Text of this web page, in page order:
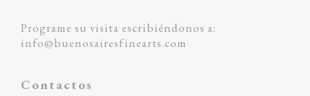
Programe su visita escribiéndonos a:
info@buenosairesfinearts.com
Contactos